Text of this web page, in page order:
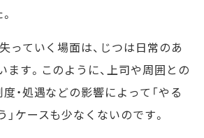
っていく場面は、じつは日常のあ
ます。このように、上司や周囲との
・処遇などの影響によって「やる
ケースも少なくないのです。